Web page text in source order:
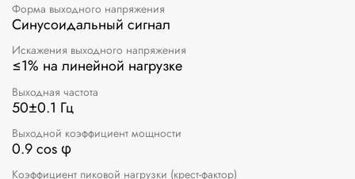
Форма выходного напряжения
Синусоидальный сигнал
Искажения выходного напряжения
≤1% на линейной нагрузке
Выходная частота
50±0.1 Гц
Выходной коэффициент мощности
0.9 cos φ
Коэффициент пиковой нагрузки (крест-фактор)